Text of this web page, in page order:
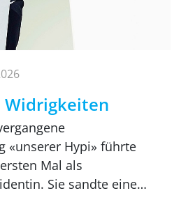
«unserer Hypi» führte
Mal als
Sie sandte eine…